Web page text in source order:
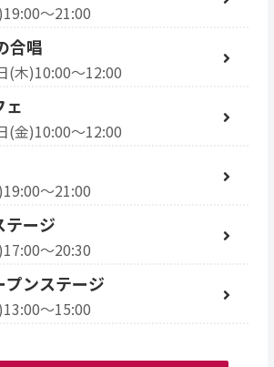
～21:00
合唱
(木)10:00～12:00
ェ
(金)10:00～12:00
～21:00
テージ
～20:30
プンステージ
～15:00